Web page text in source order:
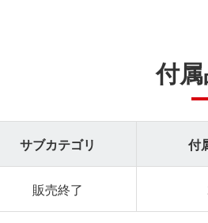
付
サブカテゴリ 付
販売終了